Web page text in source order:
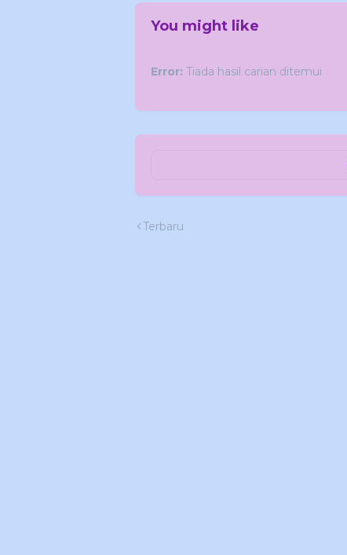
You might like
Error: Tiada hasil carian ditemui
Terbaru